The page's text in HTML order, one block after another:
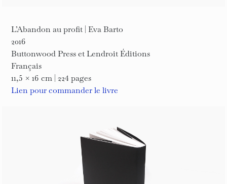
L’Abandon au profit | Eva Barto
2016
Buttonwood Press et Lendroit Éditions
Français
11,5 × 16 cm | 224 pages
Lien pour commander le livre